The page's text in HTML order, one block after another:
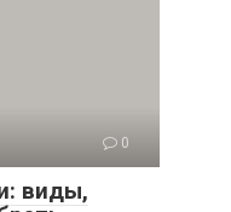
0
виды,